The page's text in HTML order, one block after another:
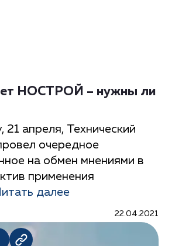
НОСТРОЙ – нужны ли
апреля, Технический
очередное
на обмен мнениями в
применения
далее
22.04.2021